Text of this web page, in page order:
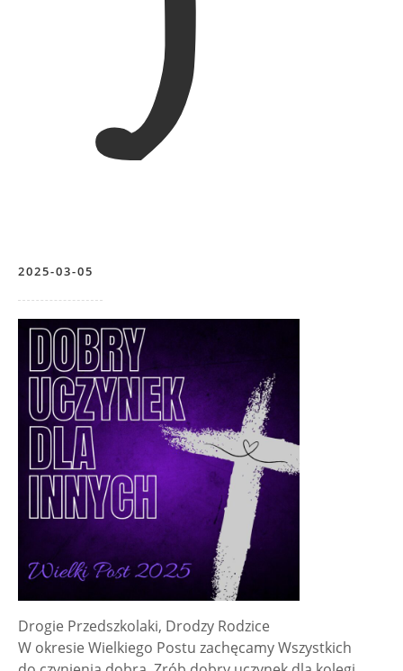
2025-03-05
Drogie Przedszkolaki, Drodzy Rodzice
W okresie Wielkiego Postu zachęcamy Wszystkich